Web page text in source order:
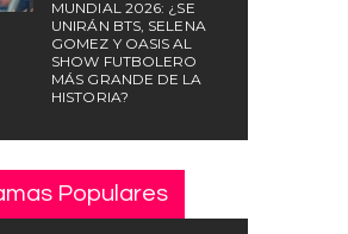
MUNDIAL 2026: ¿SE
UNIRÁN BTS, SELENA
GOMEZ Y OASIS AL
SHOW FUTBOLERO
MÁS GRANDE DE LA
HISTORIA?
Populares